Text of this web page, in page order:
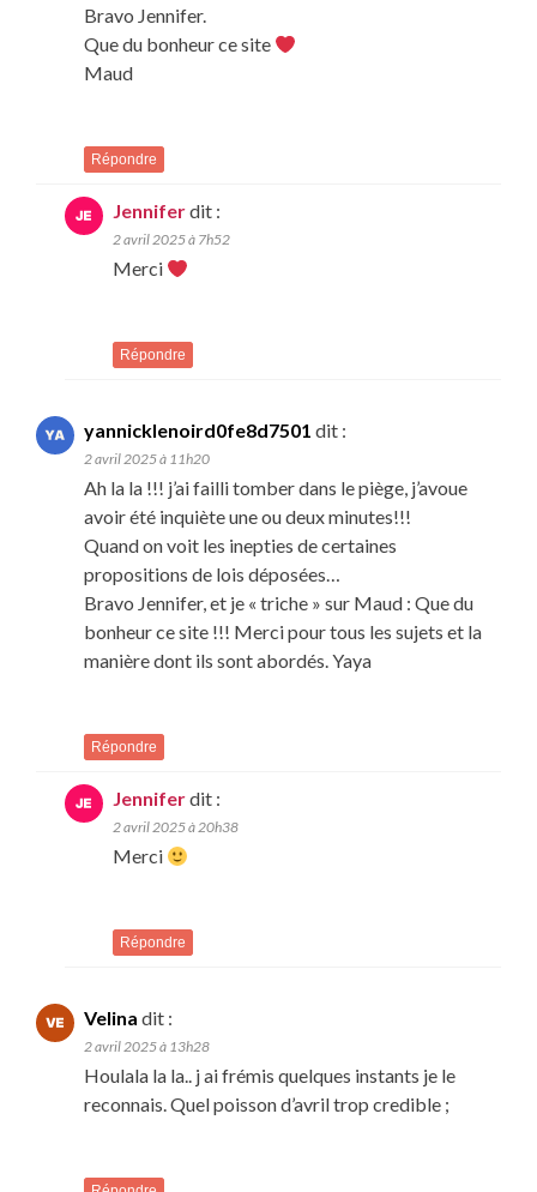
Bravo Jennifer.
Que du bonheur ce site
Maud
Répondre
Jenniferdit :
2 avril 2025 à 7h52
Merci
Répondre
yannicklenoird0fe8d7501 dit :
2 avril 2025 à 11h20
Ah la la !!! j’ai failli tomber dans le piège, j’avoue
avoir été inquiète une ou deux minutes!!!
Quand on voit les inepties de certaines
propositions de lois déposées…
Bravo Jennifer, et je « triche » sur Maud : Que du
bonheur ce site !!! Merci pour tous les sujets et la
manière dont ils sont abordés. Yaya
Répondre
Jenniferdit :
2 avril 2025 à 20h38
Merci
Répondre
Velina dit :
2 avril 2025 à 13h28
Houlala la la.. j ai frémis quelques instants je le
reconnais. Quel poisson d’avril trop credible ;